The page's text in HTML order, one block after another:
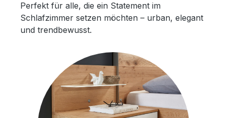
Perfekt für alle, die ein Statement im
Schlafzimmer setzen möchten – urban, elegant
und trendbewusst.